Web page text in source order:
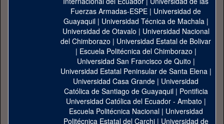
Fuerzas Armadas-ESPE | Universidad de
Guayaquil| Universidad Técnica de Machala|
Universidad de Otavalo | Universidad Nacional
del Chimborazo | Universidad Estatal de Bolivar
| Escuela Politécnica del Chimborazo |
Universidad San Francisco de Quito |
Universidad Estatal Peninsular de Santa Elena|
Universidad Casa Grande | Universidad
Católica de Santiago de Guayaquil| Pontificia
Universidad Católica del Ecuador - Ambato |
Escuela Politécnica Nacional| Universidad
Politécnica Estatal del Carchi| Universidad de